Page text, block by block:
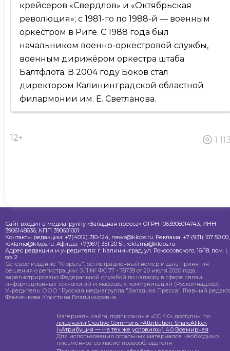
крейсеров «Свердлов» и «Октябрьская
революция»; с 1981-го по 1988-й — военным
оркестром в Риге. С 1988 года был
начальником военно-оркестровой службы,
военным дирижёром оркестра штаба
Балтфлота. В 2004 году Боков стал
директором Калининградской областной
филармонии им. Е. Светланова.
12+ 1
Сайт входит в медиагруппу «Западная пресса» ОГРН 1063906014743, ИНН
3906148636, КПП 390601001
Контакты редакции: +7(4012) 310-124, news@klops.ru. Реклама: +7 (931) 107 50 00,
reklama@klops.ru. Афиша: +7(967) 351 20 51, reklama@klops.ru
Адрес редакции и учредителя: г. Калининград, ул. Рокоссовского, 16/18, пом. I,
оф. 2
Сетевое издание "Klops.ru", регистрационный номер и дата принятия
решения о регистрации: ЭЛ № ФС 77 - 78739 от 20 июля 2020 года,
зарегистрировано Федеральной службой по надзору в сфере связи,
информационных технологий и массовых коммуникаций (Роскомнадзор).
Учредитель: ООО "Русская медиагруппа "Западная Пресса". Главный
Фомченкова Кристина Владимировна
Материалы сайта, подписанные «CC 4.0» доступны по
лицензии Creative Commons «Attribution-ShareAlike»
(«Атрибуция — На тех же условиях») 4.0 Всемирная
Для использования остальных материалов необходимо
письменное согласие правообладателя